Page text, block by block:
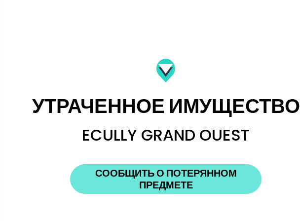
УТРАЧЕННОЕ ИМУЩЕСТВО
ECULLY GRAND OUEST
СООБЩИТЬ О ПОТЕРЯННОМ
ПРЕДМЕТЕ